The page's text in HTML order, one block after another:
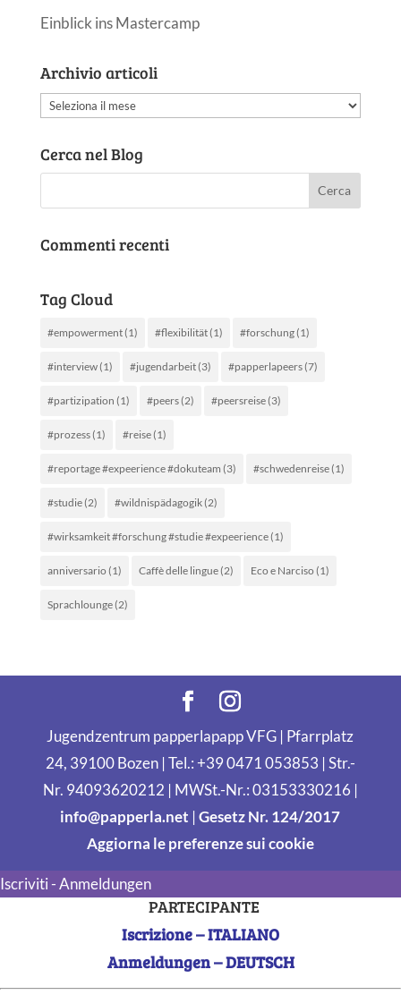
Einblick ins Mastercamp
Archivio articoli
Archivio
Cerca nel Blog
Commenti recenti
Tag Cloud
#empowerment(1) #flexibilität(1) #forschung(1)
#interview(1) #jugendarbeit(3) #papperlapeers(7)
#partizipation (1) #peers(2) #peersreise(3)
#prozess(1) #reise(1)
#reportage #expeerience #dokuteam (3) #schwedenreise(1)
#studie(2) #wildnispädagogik(2)
#wirksamkeit #forschung #studie #expeerience(1)
anniversario (1) Caffè delle lingue(2) Eco e Narciso (1)
Sprachlounge(2)
Jugendzentrum papperlapapp VFG | Pfarrplatz
24, 39100 Bozen | Tel.: +39 0471 053853 | Str.-
Nr. 94093620212 | MWSt.-Nr.: 03153330216 |
info@papperla.net |Gesetz Nr. 124/2017
Aggiorna le preferenze sui cookie
Iscriviti - Anmeldungen
PARTECIPANTE
Iscrizione – ITALIANO
Anmeldungen – DEUTSCH